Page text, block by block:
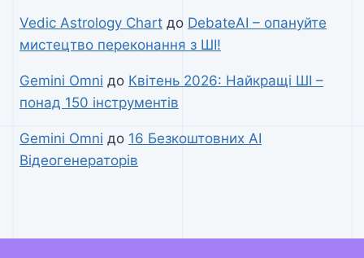
Vedic Astrology Chart до DebateAI – опануйте
мистецтво переконання з ШІ!
Gemini Omni до Квітень 2026: Найкращі ШІ –
понад 150 інструментів
Gemini Omni до 16 Безкоштовних AI
Відеогенераторів